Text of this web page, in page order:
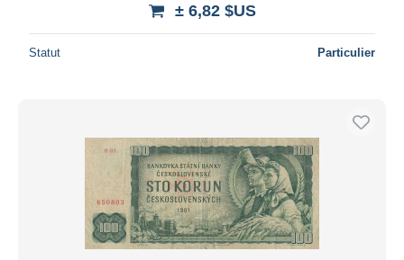
± 6,82 $US
Statut Particulier